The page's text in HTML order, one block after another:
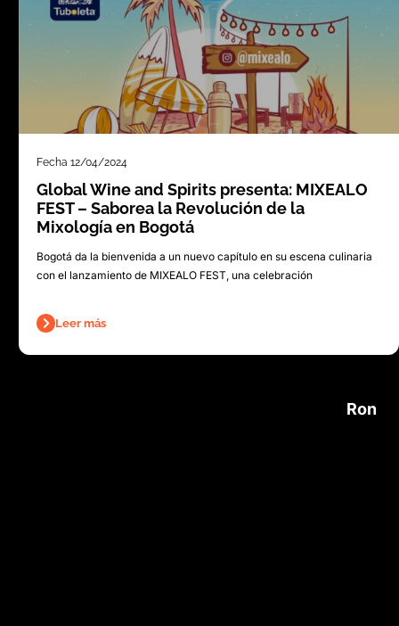
Fecha 12/04/2024
Global Wine and Spirits presenta: MIXEALO
FEST – Saborea la Revolución de la
Mixología en Bogotá
Bogotá da la bienvenida a un nuevo capítulo en su escena culinaria
con el lanzamiento de MIXEALO FEST, una celebración
Leer más
Ron